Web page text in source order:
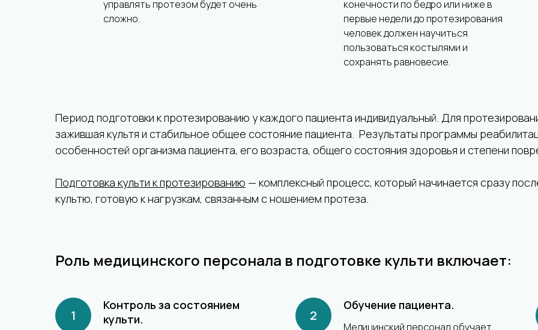
управлять протезом будет очень
сложно.
конечности по бедро или ниже в
первые недели до протезирования
человек должен научиться
пользоваться костылями и
сохранять равновесие.
Период подготовки к протезированию у каждого пациента индивидуальный. Для
зажившая культя и стабильное общее состояние пациента. Результаты программы
особенностей организма пациента, его возраста, общего состояния здоровья и степени
Подготовка культи к протезированию — комплексный процесс, который начинается сразу
культю, готовую к нагрузкам, связанным с ношением протеза.
Роль медицинского персонала в подготовке культи включает:
Контроль за состоянием
культи.
Обучение пациента.
Медицинский персонал обучает